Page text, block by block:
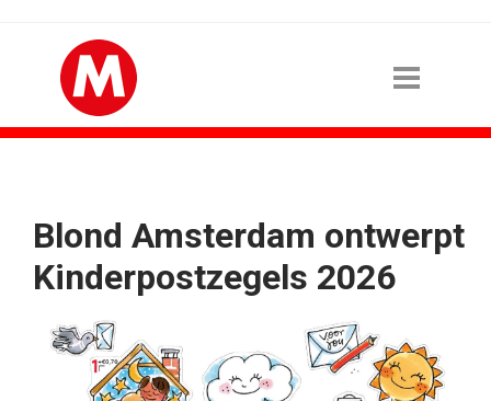
Blond Amsterdam ontwerpt
Kinderpostzegels 2026